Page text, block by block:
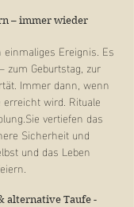
– immer wieder
Ereignis. Es
zum Geburtstag, zur
Immer dann, wenn
wird. Rituale
vertiefen das
Sicherheit und
und das Leben
alternative Taufe -